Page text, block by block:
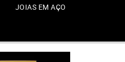
JOIAS EM AÇO